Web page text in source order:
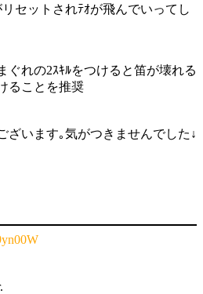
セットされﾃｵが飛んでいってし
ぐれの2ｽｷﾙをつけると笛が壊れる
ることを推奨
ざいます｡気がつきませんでした↓